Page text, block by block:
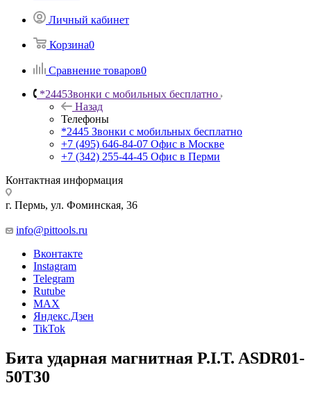
Личный кабинет
Корзина0
Сравнение товаров0
*2445Звонки с мобильных бесплатно
Назад
Телефоны
*2445 Звонки с мобильных бесплатно
+7 (495) 646-84-07 Офис в Москве
+7 (342) 255-44-45 Офис в Перми
Контактная информация
г. Пермь, ул. Фоминская, 36
info@pittools.ru
Вконтакте
Instagram
Telegram
Rutube
MAX
Яндекс.Дзен
TikTok
Бита ударная магнитная P.I.T. ASDR01-
50T30